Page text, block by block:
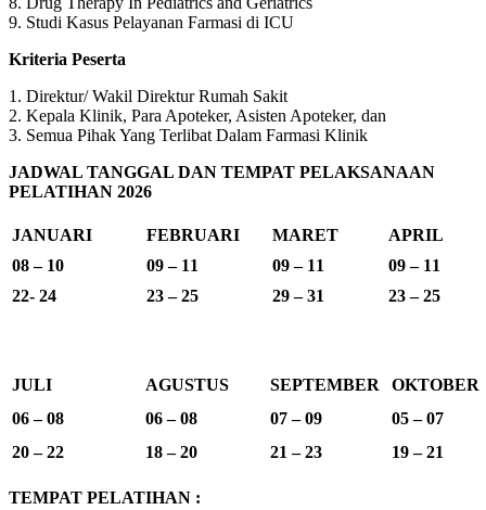
9. Studi Kasus Pelayanan Farmasi di ICU
Kriteria Peserta
1. Direktur/ Wakil Direktur Rumah Sakit
2. Kepala Klinik, Para Apoteker, Asisten Apoteker, dan
3. Semua Pihak Yang Terlibat Dalam Farmasi Klinik
JADWAL TANGGAL DAN TEMPAT PELAKSANAAN
PELATIHAN 2026
JANUARI FEBRUARI MARET
APRIL
08 – 10
09 – 11 09 – 11
09 – 11
22- 24
23 – 25 29 – 31 23 – 25
JULI AGUSTUS SEPTEMBER
OKTOBER
06 – 08
06 – 08 07 – 09
05 – 07
20 – 22
18 – 20 21 – 23 19 – 21
TEMPAT PELATIHAN :